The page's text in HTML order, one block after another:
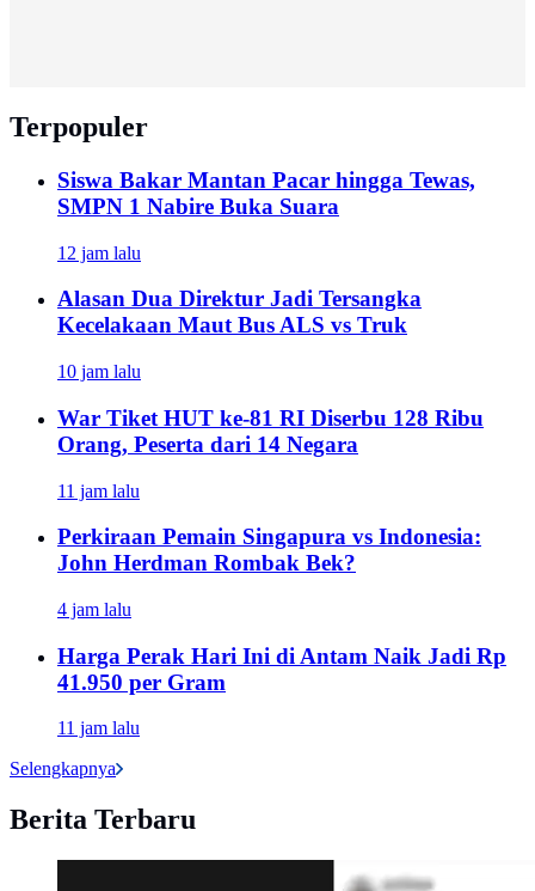
Terpopuler
Siswa Bakar Mantan Pacar hingga Tewas,
SMPN 1 Nabire Buka Suara
12 jam lalu
Alasan Dua Direktur Jadi Tersangka
Kecelakaan Maut Bus ALS vs Truk
10 jam lalu
War Tiket HUT ke-81 RI Diserbu 128 Ribu
Orang, Peserta dari 14 Negara
11 jam lalu
Perkiraan Pemain Singapura vs Indonesia:
John Herdman Rombak Bek?
4 jam lalu
Harga Perak Hari Ini di Antam Naik Jadi Rp
41.950 per Gram
11 jam lalu
Selengkapnya
Berita Terbaru